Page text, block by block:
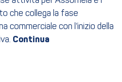
che collega la fase
commerciale con l’inizio della